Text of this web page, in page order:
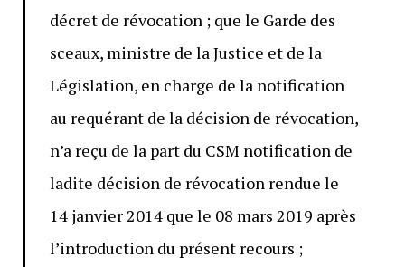
décret de révocation ; que le Garde des
sceaux, ministre de la Justice et de la
Législation, en charge de la notification
au requérant de la décision de révocation,
n’a reçu de la part du CSM notification de
ladite décision de révocation rendue le
14 janvier 2014 que le 08 mars 2019 après
l’introduction du présent recours ;